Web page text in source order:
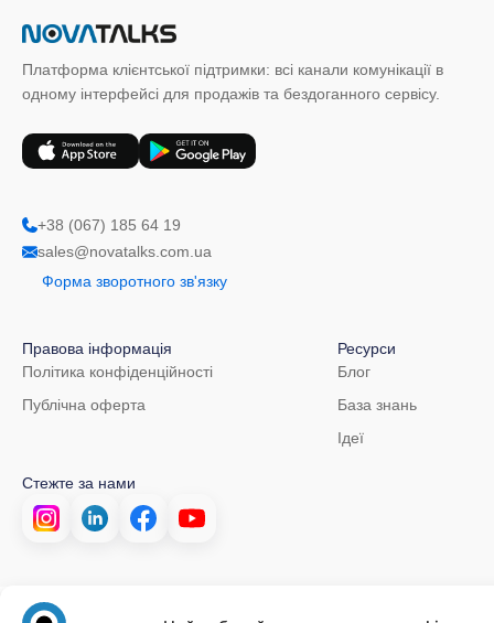
Платформа клієнтської підтримки: всі канали комунікації в
одному інтерфейсі для продажів та бездоганного сервісу.
+38 (067) 185 64 19
sales@novatalks.com.ua
Форма зворотного зв'язку
Ресурси
Блог
База знань
Ідеї
Правова інформація
Політика конфіденційності
Публічна оферта
Стежте за нами